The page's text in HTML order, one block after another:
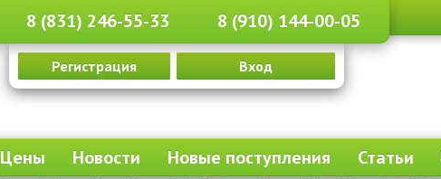
8 (831) 246-55-33 8 (910) 144-00-05
Регистрация Вход
Цены Новости Новые поступления Статьи